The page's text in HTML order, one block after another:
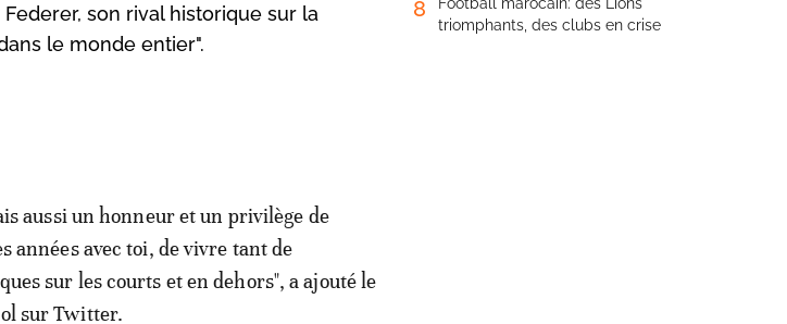
son rival historique sur la
le monde entier".
aussi un honneur et un privilège de
années avec toi, de vivre tant de
sur les courts et en dehors", a ajouté le
sur Twitter.
8
triomphants, des clubs en crise